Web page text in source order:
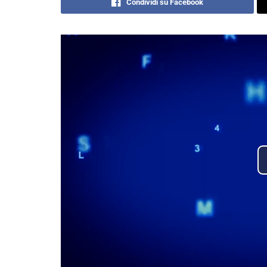
Condividi su Facebook